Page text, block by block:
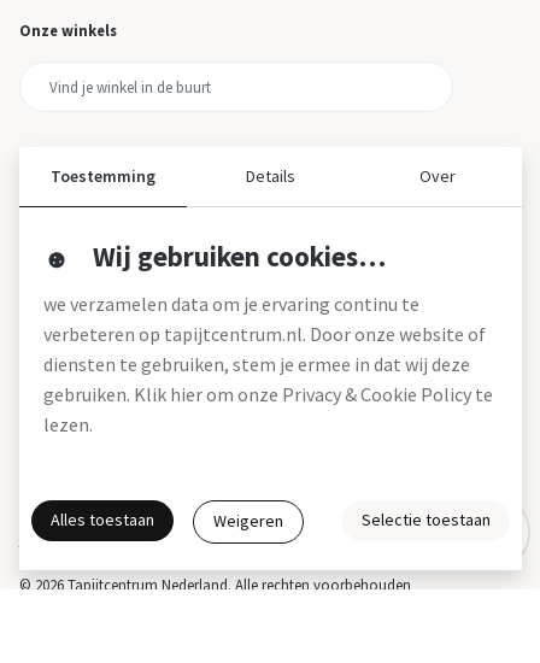
Onze winkels
Over tapijtcentrum
Werken bij
Montageservice
Blog
© 2026 Tapijtcentrum Nederland. Alle rechten voorbehouden
Actie- en betalingsvoorwaarden * Disclaimer
Gratis interieuradvies
Toestemming Details Over
Wij gebruiken cookies…
we verzamelen data om je ervaring continu te
verbeteren op tapijtcentrum.nl. Door onze website of
diensten te gebruiken, stem je ermee in dat wij deze
gebruiken. Klik hier om onze Privacy & Cookie Policy te
lezen.
Alles toestaan Weigeren Selectie toestaan